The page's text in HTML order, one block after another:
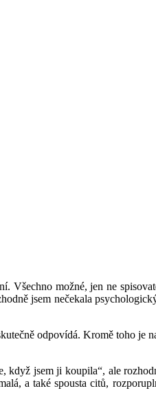
Všechno možné, jen ne
jsem nečekala
odpovídá. Kromě toho
když jsem ji koupila“, ale
a také spousta citů,